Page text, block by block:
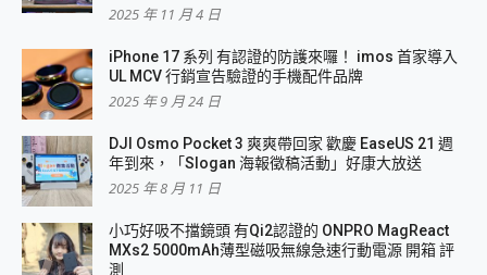
2025 年 11 月 4 日
iPhone 17 系列 有認證的防護來囉！ imos 首家導入
UL MCV 行銷宣告驗證的手機配件品牌
2025 年 9 月 24 日
DJI Osmo Pocket 3 爽爽帶回家 歡慶 EaseUS 21 週
年到來，「Slogan 海報徵稿活動」好康大放送
2025 年 8 月 11 日
小巧好吸不擋鏡頭 有Qi2認證的 ONPRO MagReact
MXs2 5000mAh薄型磁吸無線急速行動電源 開箱 評
測